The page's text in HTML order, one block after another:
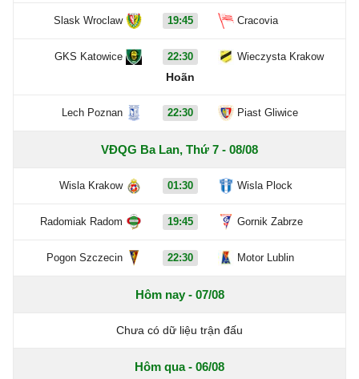
Slask Wroclaw 19:45 Cracovia
GKS Katowice 22:30
Hoãn
Wieczysta Krakow
Lech Poznan 22:30 Piast Gliwice
VĐQG Ba Lan, Thứ 7 - 08/08
Wisla Krakow 01:30 Wisla Plock
Radomiak Radom 19:45 Gornik Zabrze
Pogon Szczecin 22:30 Motor Lublin
Hôm nay - 07/08
Chưa có dữ liệu trận đấu
Hôm qua - 06/08